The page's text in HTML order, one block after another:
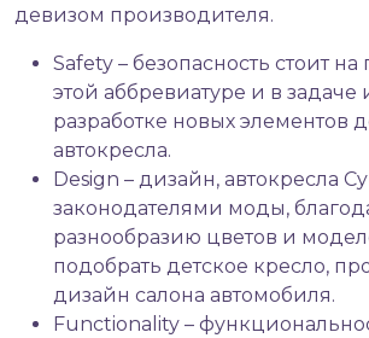
девизом производителя.
Safety – безопасность стоит
этой аббревиатуре и в
разработке новых элементов
автокресла.
Design – дизайн, автокресла
законодателями моды,
разнообразию цветов и
подобрать детское кресло,
дизайн салона автомобиля.
Functionality –